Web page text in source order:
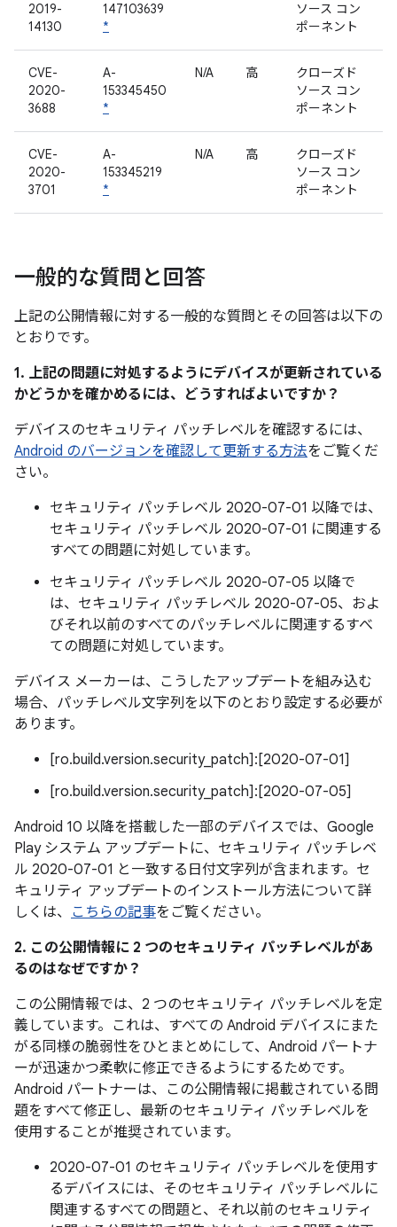
2019-
14130
147103639
*
ソース コン
ポーネント
CVE-
2020-
3688
A-
153345450
*
N/A 高
クローズド
ソース コン
ポーネント
CVE-
2020-
3701
A-
153345219
*
N/A 高
クローズド
ソース コン
ポーネント
一般的な質問と回答
上記の公開情報に対する一般的な質問とその回答は以下の
とおりです。
1. 上記の問題に対処するようにデバイスが更新されている
かどうかを確かめるには、どうすればよいですか？
デバイスのセキュリティ パッチレベルを確認するには、
Android のバージョンを確認して更新する方法をご覧くだ
さい。
セキュリティ パッチレベル 2020-07-01 以降では、
セキュリティ パッチレベル 2020-07-01 に関連する
すべての問題に対処しています。
セキュリティ パッチレベル 2020-07-05 以降で
は、セキュリティ パッチレベル 2020-07-05、およ
びそれ以前のすべてのパッチレベルに関連するすべ
ての問題に対処しています。
デバイス メーカーは、こうしたアップデートを組み込む
場合、パッチレベル文字列を以下のとおり設定する必要が
あります。
[ro.build.version.security_patch]:[2020-07-01]
[ro.build.version.security_patch]:[2020-07-05]
Android 10 以降を搭載した一部のデバイスでは、Google
Play システム アップデートに、セキュリティ パッチレベ
ル 2020-07-01 と一致する日付文字列が含まれます。セ
キュリティ アップデートのインストール方法について詳
しくは、 こちらの記事をご覧ください。
2. この公開情報に 2 つのセキュリティ パッチレベルがあ
るのはなぜですか？
この公開情報では、2 つのセキュリティ パッチレベルを定
義しています。これは、すべての Android デバイスにまた
がる同様の脆弱性をひとまとめにして、Android パートナ
ーが迅速かつ柔軟に修正できるようにするためです。
Android パートナーは、この公開情報に掲載されている問
題をすべて修正し、最新のセキュリティ パッチレベルを
使用することが推奨されています。
2020-07-01 のセキュリティ パッチレベルを使用す
るデバイスには、そのセキュリティ パッチレベルに
関連するすべての問題と、それ以前のセキュリティ